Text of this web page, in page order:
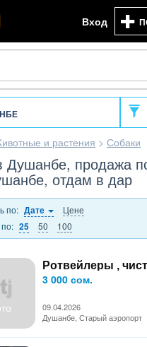
Вход
и растения > Собаки
Душанбе, продажа
отдам в дар
по: Дате
Цене
25 50 100
Ротвейлеры ,
3 000 сом.
09.04.2026
Душанбе, Старый аэропорт